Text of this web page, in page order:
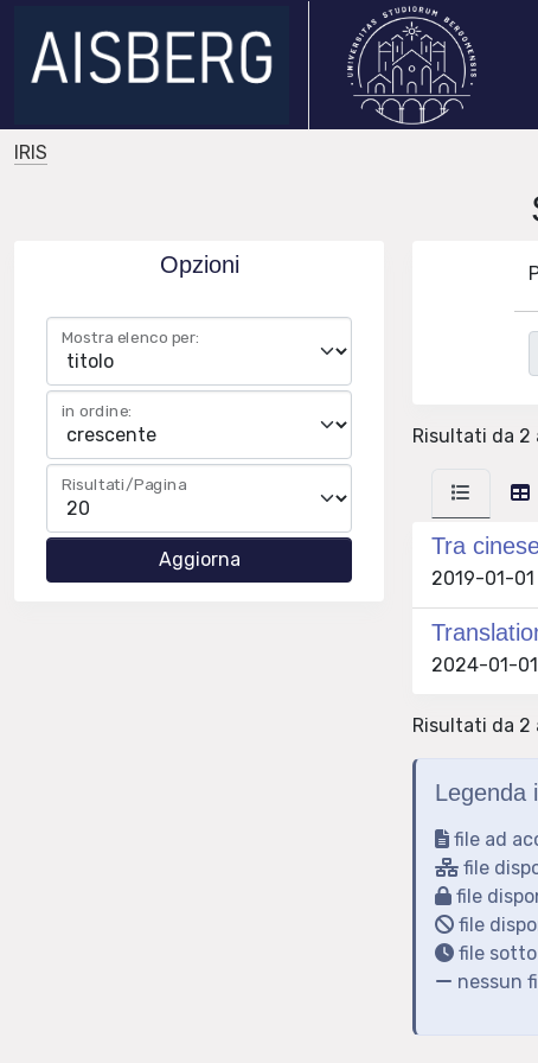
IRIS
Opzioni
Mostra elenco per:
in ordine:
Risultati/Pagina
Risultati da 2
Tra
2019-01-01
2024-01-
Risultati da 2
Legenda
file ad
file
file
file
file
nessun